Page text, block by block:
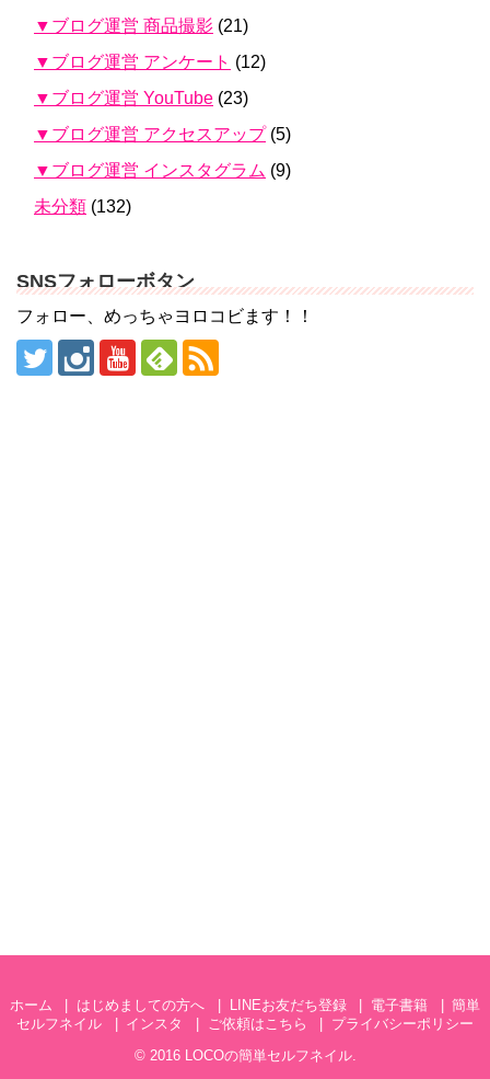
▼ブログ運営 商品撮影 (21)
▼ブログ運営 アンケート (12)
▼ブログ運営 YouTube (23)
▼ブログ運営 アクセスアップ(5)
▼ブログ運営 インスタグラム (9)
未分類 (132)
SNSフォローボタン
フォロー、めっちゃヨロコビます！！
ホーム はじめましての方へ LINEお友だち登録 電子書籍
簡単
セルフネイル
インスタ ご依頼はこちら
プライバシーポリシー
© 2016 LOCOの簡単セルフネイル.